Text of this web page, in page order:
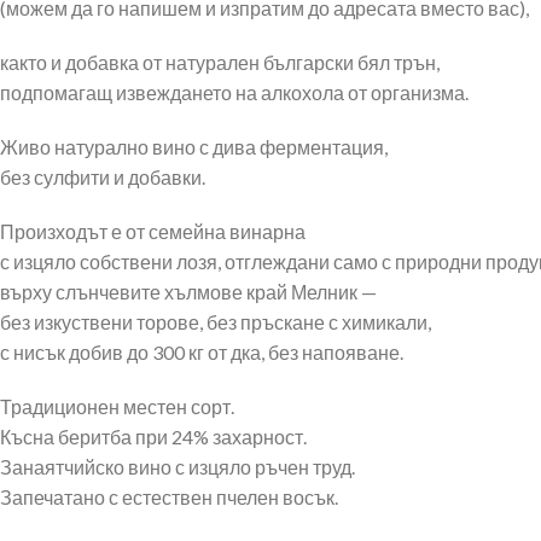
(можем да го напишем и изпратим до адресата вместо вас),
както и добавка от натурален български бял трън,
подпомагащ извеждането на алкохола от организма.
Живо натурално вино с дива ферментация,
без сулфити и добавки.
Произходът е от семейна винарна
с изцяло собствени лозя, отглеждани само с природни
върху слънчевите хълмове край Мелник —
без изкуствени торове, без пръскане с химикали,
с нисък добив до 300 кг от дка, без напояване.
Традиционен местен сорт.
Късна беритба при 24% захарност.
Занаятчийско вино с изцяло ръчен труд.
Запечатано с естествен пчелен восък.